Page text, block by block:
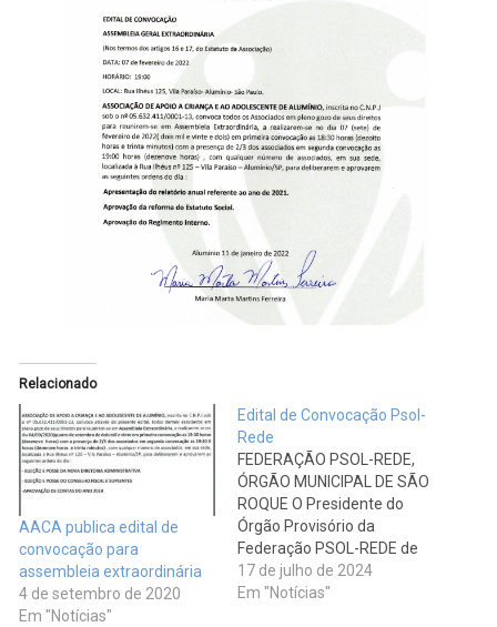
Relacionado
AACA publica edital de
convocação para
assembleia extraordinária
4 de setembro de 2020
Em "Notícias"
Edital de Convocação Psol-
Rede
FEDERAÇÃO PSOL-REDE,
ÓRGÃO MUNICIPAL DE SÃO
ROQUE O Presidente do
Órgão Provisório da
Federação PSOL-REDE de
São Roque, nos termos dos
artigos 26 e 29 do Estatuto
17 de julho de 2024
Em "Notícias"